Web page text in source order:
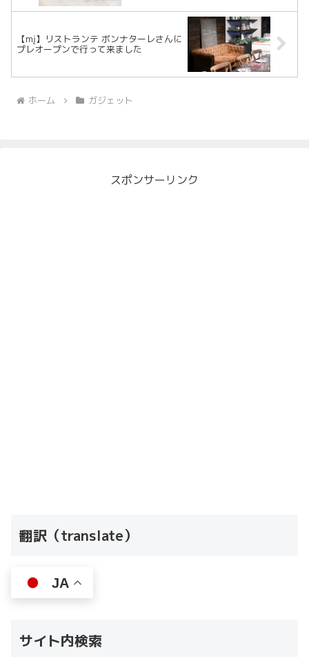
【mį】リストランテ ボンナターレさんに
プレオープンで行って来ました
ホーム ガジェット
スポンサーリンク
翻訳（translate）
JA
サイト内検索